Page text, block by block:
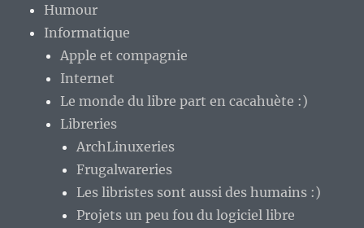
Humour
Informatique
Apple et compagnie
Internet
Le monde du libre part en cacahuète :)
Libreries
ArchLinuxeries
Frugalwareries
Les libristes sont aussi des humains :)
Projets un peu fou du logiciel libre